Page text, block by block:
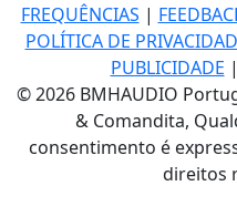
FREQUÊNCIAS |
POLÍTICA DE
PUBLICIDADE |
© 2026 BMHAUDIO
& Comandita,
consentimento é
direitos